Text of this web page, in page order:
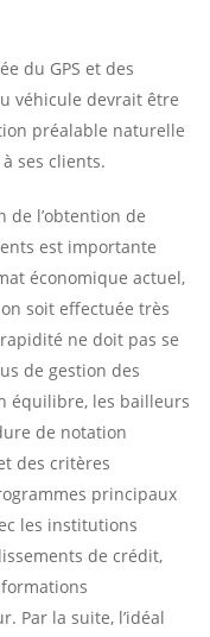
du GPS et des
véhicule devrait être
préalable naturelle
ses clients.
de l’obtention de
est importante
économique actuel,
soit effectuée très
ne doit pas se
de gestion des
équilibre, les bailleurs
de notation
des critères
principaux
les institutions
de crédit,
Par la suite, l’idéal